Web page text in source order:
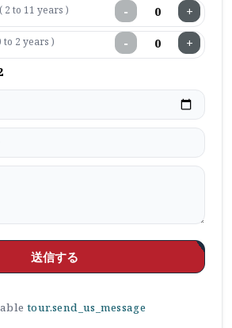
( 2 to 11 years ) − +
to 2 years ) − +
送信する
tour.send_us_message